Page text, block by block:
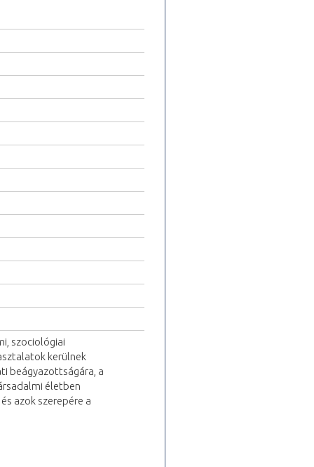
szociológiai
kerülnek
beágyazottságára, a
életben
azok szerepére a